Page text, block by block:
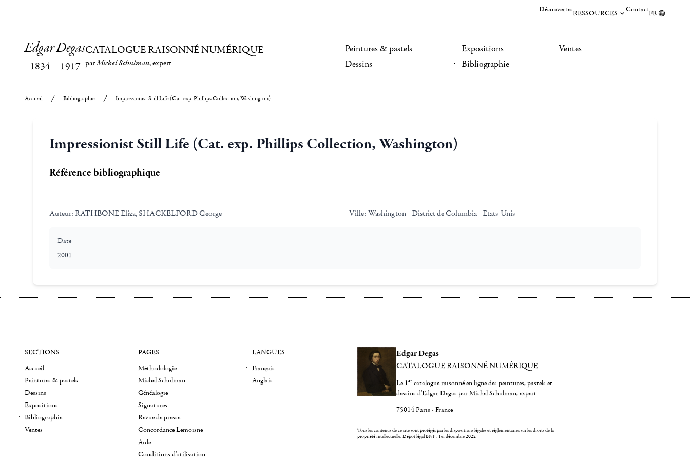
DécouvertesRESSOURCES ContactFR
Edgar Degas
1834– 1917
CATALOGUE RAISONNÉ NUMÉRIQUE
parMichel Schulman, expert
Peintures & pastels
Dessins
Expositions
Bibliographie
Ventes
Accueil Bibliographie Impressionist Still Life (Cat. exp. Phillips Collection, Washington)
Impressionist Still Life (Cat. exp. Phillips Collection, Washington)
Référence bibliographique
Auteur: RATHBONE Eliza, SHACKELFORD George Ville: Washington - District de Columbia - Etats-Unis
Date
2001
Edgar Degas
CATALOGUE RAISONNÉ NUMÉRIQUE
Le 1er catalogue raisonné en ligne des peintures, pastels et
dessins d'Edgar Degas par Michel Schulman, expert
75014 Paris - France
Tous les contenus de ce site sont protégés par les dispositions légales et réglementaires sur les droits de la
propriété intellectuelle.Dépot légal BNF : 1er décembre 2022
SECTIONS
Accueil
Peintures & pastels
Dessins
Expositions
Bibliographie
Ventes
PAGES
Méthodologie
Michel Schulman
Généalogie
Signatures
Revue de presse
Concordance Lemoisne
Aide
Conditions d'utilisation
LANGUES
Français
Anglais